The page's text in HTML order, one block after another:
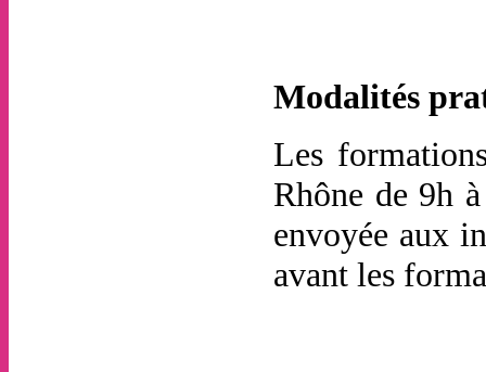
Modalités
Les
Rhône de 9h
envoyée aux
avant les